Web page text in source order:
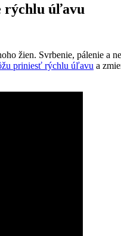
rýchlu úľavu
žien. Svrbenie, pálenie
priniesť rýchlu úľavu a